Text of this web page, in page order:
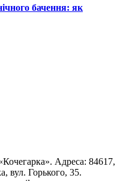
бачення: як
Адреса: 84617,
вул. Горького, 35.